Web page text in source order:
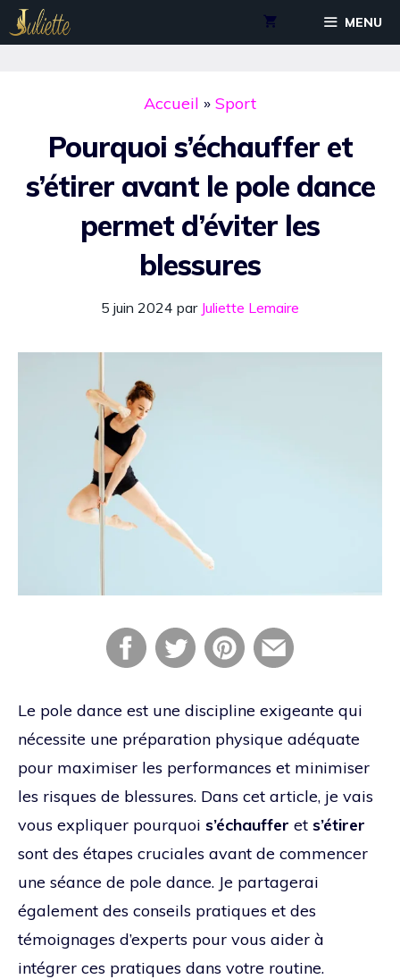
Aller
au
MENU
Accueil » Sport
Pourquoi s’échauffer et
s’étirer avant le pole dance
permet d’éviter les
blessures
5 juin 2024 par Juliette Lemaire
Le pole dance est une discipline exigeante qui
nécessite une préparation physique adéquate
pour maximiser les performances et minimiser
les risques de blessures. Dans cet article, je vais
vous expliquer pourquoi s’échauffer et s’étirer
sont des étapes cruciales avant de commencer
une séance de pole dance. Je partagerai
également des conseils pratiques et des
témoignages d’experts pour vous aider à
intégrer ces pratiques dans votre routine.